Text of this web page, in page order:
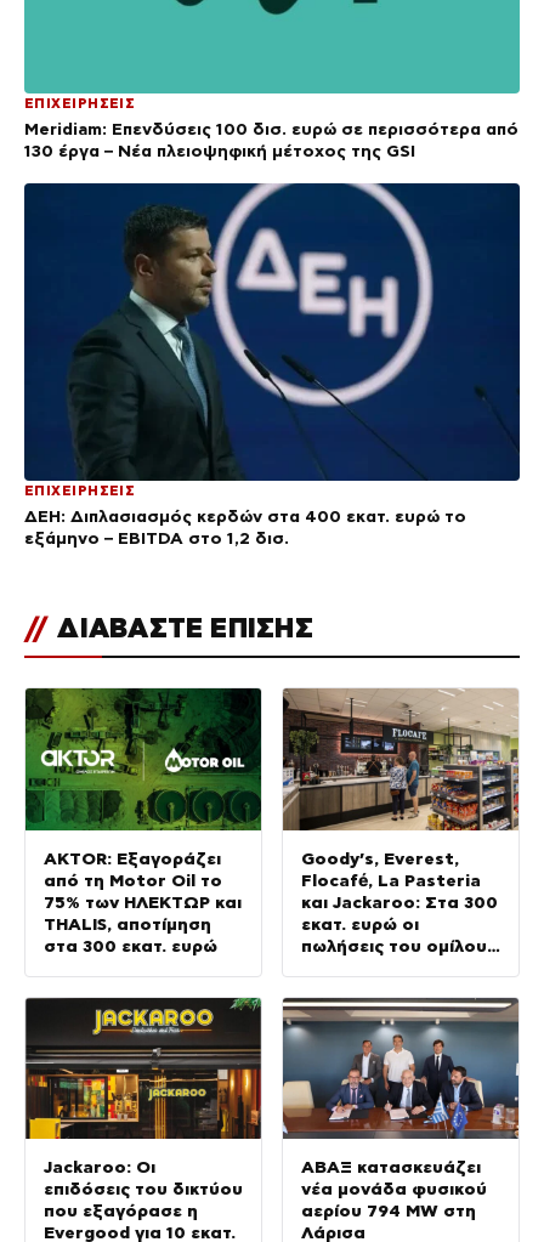
ΕΠΙΧΕΙΡΗΣΕΙΣ
Meridiam: Επενδύσεις 100 δισ. ευρώ σε περισσότερα από
130 έργα – Νέα πλειοψηφική μέτοχος της GSI
ΕΠΙΧΕΙΡΗΣΕΙΣ
ΔΕΗ: Διπλασιασμός κερδών στα 400 εκατ. ευρώ το
εξάμηνο – EBITDA στο 1,2 δισ.
// ΔΙΑΒΑΣΤΕ ΕΠΙΣΗΣ
AKTOR: Εξαγοράζει
από τη Motor Oil το
75% των ΗΛΕΚΤΩΡ και
THALIS, αποτίμηση
στα 300 εκατ. ευρώ
Goody’s, Everest,
Flocafé, La Pasteria
και Jackaroo: Στα 300
εκατ. ευρώ οι
πωλήσεις του ομίλου
Jackaroo: Οι
επιδόσεις του δικτύου
που εξαγόρασε η
Evergood για 10 εκατ.
ΑΒΑΞ κατασκευάζει
νέα μονάδα φυσικού
αερίου 794 MW στη
Λάρισα